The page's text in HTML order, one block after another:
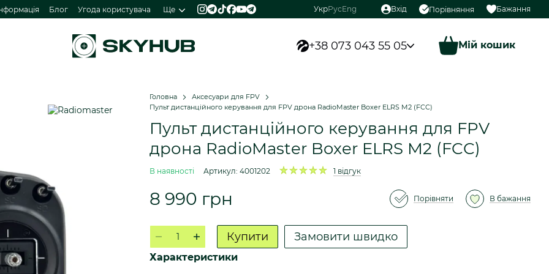
Блог Угода користувача Ще УкрРусEng Вхід Порівняння Бажання
+38 073 043 55 05 Мій кошик
Головна
Аксесуари для FPV
Пульт дистанційного керування для FPV дрона RadioMaster Boxer ELRS M2 (FCC)
Пульт дистанційного керування для FPV
дрона RadioMaster Boxer ELRS M2 (FCC)
В наявності Артикул: 4001202 1 відгук
8 990 грн Порівняти В бажання
Купити Замовити швидко
Характеристики